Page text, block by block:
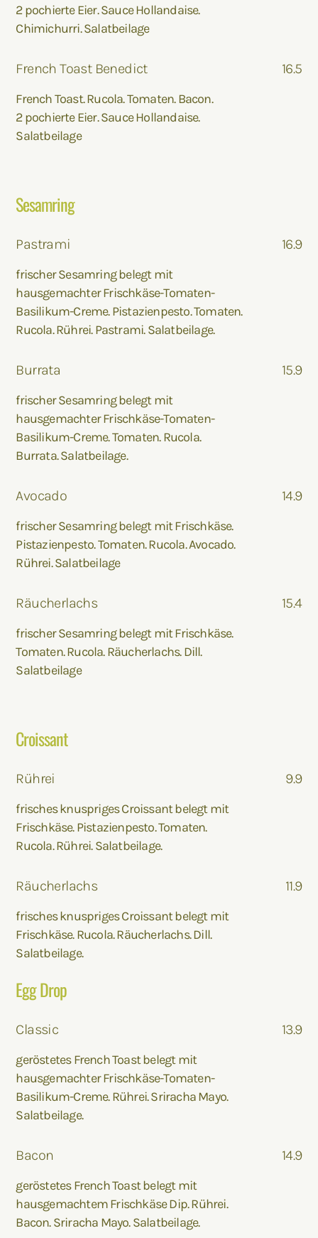
2 pochierte Eier. Sauce Hollandaise.
Chimichurri. Salatbeilage
French Toast Benedict 16.5
French Toast. Rucola. Tomaten. Bacon.
2 pochierte Eier. Sauce Hollandaise.
Salatbeilage
Sesamring
Pastrami 16.9
frischer Sesamring belegt mit
hausgemachter Frischkäse-Tomaten-
Basilikum-Creme. Pistazienpesto. Tomaten.
Rucola. Rührei. Pastrami. Salatbeilage.
Burrata 15.9
frischer Sesamring belegt mit
hausgemachter Frischkäse-Tomaten-
Basilikum-Creme. Tomaten. Rucola.
Burrata. Salatbeilage.
Avocado 14.9
frischer Sesamring belegt mit Frischkäse.
Pistazienpesto. Tomaten. Rucola. Avocado.
Rührei. Salatbeilage
Räucherlachs 15.4
frischer Sesamring belegt mit Frischkäse.
Tomaten. Rucola. Räucherlachs. Dill.
Salatbeilage
Croissant
Rührei 9.9
frisches knuspriges Croissant belegt mit
Frischkäse. Pistazienpesto. Tomaten.
Rucola. Rührei. Salatbeilage.
Räucherlachs 11.9
frisches knuspriges Croissant belegt mit
Frischkäse. Rucola. Räucherlachs. Dill.
Salatbeilage.
Egg Drop
Classic 13.9
geröstetes French Toast belegt mit
hausgemachter Frischkäse-Tomaten-
Basilikum-Creme. Rührei. Sriracha Mayo.
Salatbeilage.
Bacon 14.9
geröstetes French Toast belegt mit
hausgemachtem Frischkäse Dip. Rührei.
Bacon. Sriracha Mayo. Salatbeilage.